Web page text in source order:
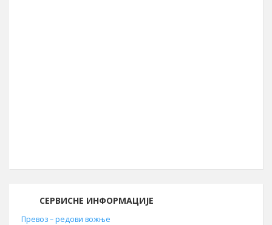
СЕРВИСНЕ ИНФОРМАЦИЈЕ
Превоз – редови вожње